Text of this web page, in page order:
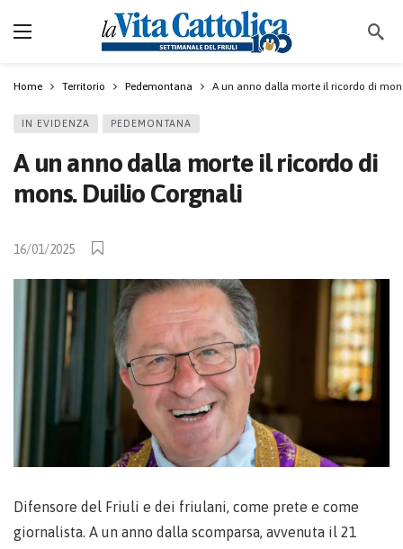
Home Territorio Pedemontana A un anno dalla morte il ricordo di
IN EVIDENZA PEDEMONTANA
A un anno dalla morte il ricordo di
mons. Duilio Corgnali
16/01/2025
Difensore del Friuli e dei friulani, come prete e come
giornalista. A un anno dalla scomparsa, avvenuta il 21